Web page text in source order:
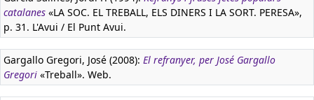
catalanes «LA SOC. EL TREBALL, ELS DINERS I LA SORT. PERESA»,
p. 31. L'Avui / El Punt Avui.
Gargallo Gregori, José (2008): El refranyer, per José Gargallo
Gregori «Treball». Web.